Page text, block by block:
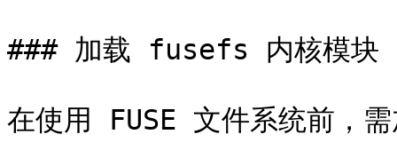
### 加载 fusefs 内核模块
在使用 FUSE 文件系统前